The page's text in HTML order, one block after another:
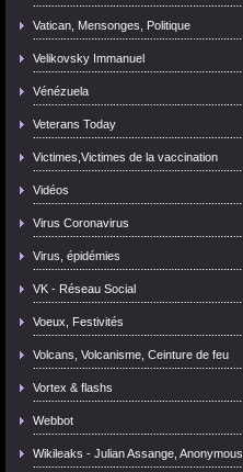
Vatican, Mensonges, Politique
Velikovsky Immanuel
Vénézuela
Veterans Today
Victimes,Victimes de la vaccination
Vidéos
Virus Coronavirus
Virus, épidémies
VK - Réseau Social
Voeux, Festivités
Volcans, Volcanisme, Ceinture de feu
Vortex & flashs
Webbot
Wikileaks - Julian Assange, Anonymous